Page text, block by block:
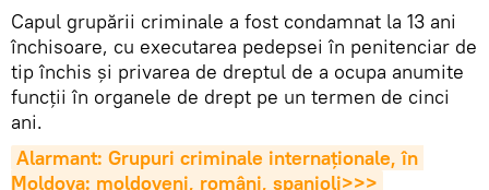
Capul grupării criminale a fost condamnat la 13 ani
închisoare, cu executarea pedepsei în penitenciar de
tip închis și privarea de dreptul de a ocupa anumite
funcții în organele de drept pe un termen de cinci
ani.
Alarmant: Grupuri criminale internaționale, în
Moldova: moldoveni, români, spanioli>>>